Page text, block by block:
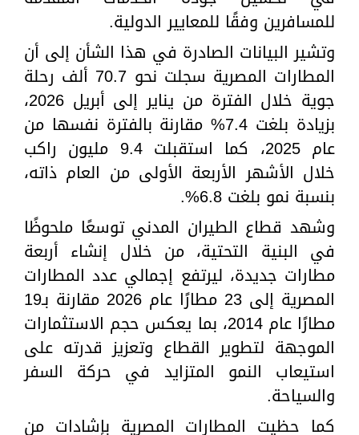
للمسافرين وفقًا للمعايير الدولية.
وتشير البيانات الصادرة في هذا الشأن إلى أن
المطارات المصرية سجلت نحو 70.7 ألف رحلة
جوية خلال الفترة من يناير إلى أبريل 2026،
بزيادة بلغت 7.4% مقارنة بالفترة نفسها من
عام 2025، كما استقبلت 9.4 مليون راكب
خلال الأشهر الأربعة الأولى من العام ذاته،
بنسبة نمو بلغت 6.8%.
وشهد قطاع الطيران المدني توسعًا ملحوظًا
في البنية التحتية، من خلال إنشاء أربعة
مطارات جديدة، ليرتفع إجمالي عدد المطارات
المصرية إلى 23 مطارًا عام 2026 مقارنة بـ19
مطارًا عام 2014، بما يعكس حجم الاستثمارات
الموجهة لتطوير القطاع وتعزيز قدرته على
استيعاب النمو المتزايد في حركة السفر
والسياحة.
كما حظيت المطارات المصرية بإشادات من